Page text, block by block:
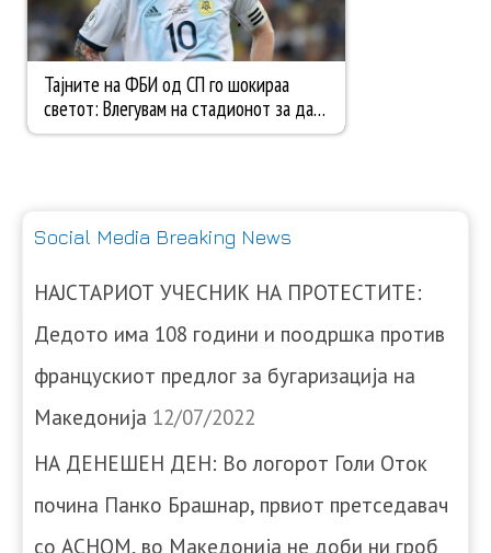
Social Media Breaking News
НАЈСТАРИОТ УЧЕСНИК НА ПРОТЕСТИТЕ:
Дедото има 108 години и поодршка против
францускиот предлог за бугаризација на
Македонија 12/07/2022
НА ДЕНЕШЕН ДЕН: Во логорот Голи Оток
почина Панко Брашнар, првиот претседавач
со АСНОМ, во Македонија не доби ни гроб